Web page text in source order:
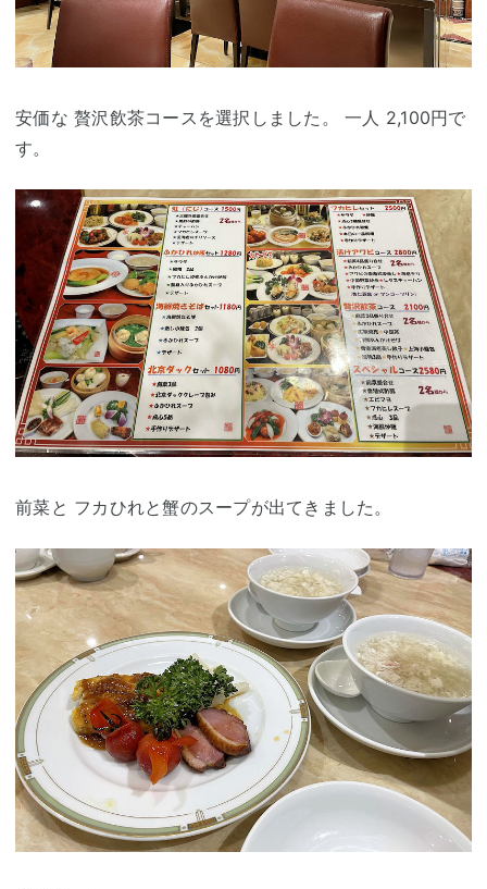
安価な 贅沢飲茶コースを選択しました。 一人 2,100円で
す。
前菜と フカひれと蟹のスープが出てきました。